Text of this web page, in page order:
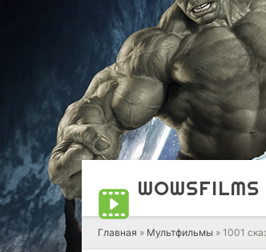
WOWSFILMS
Главная » Мультфильмы » 1001